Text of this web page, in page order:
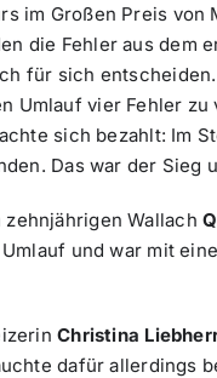
im Großen Preis
die Fehler aus dem
für sich
Umlauf vier Fehler
sich bezahlt: Im
Das war der Sieg
zehnjährigen Wallach
und war mit
Christina
dafür allerdings